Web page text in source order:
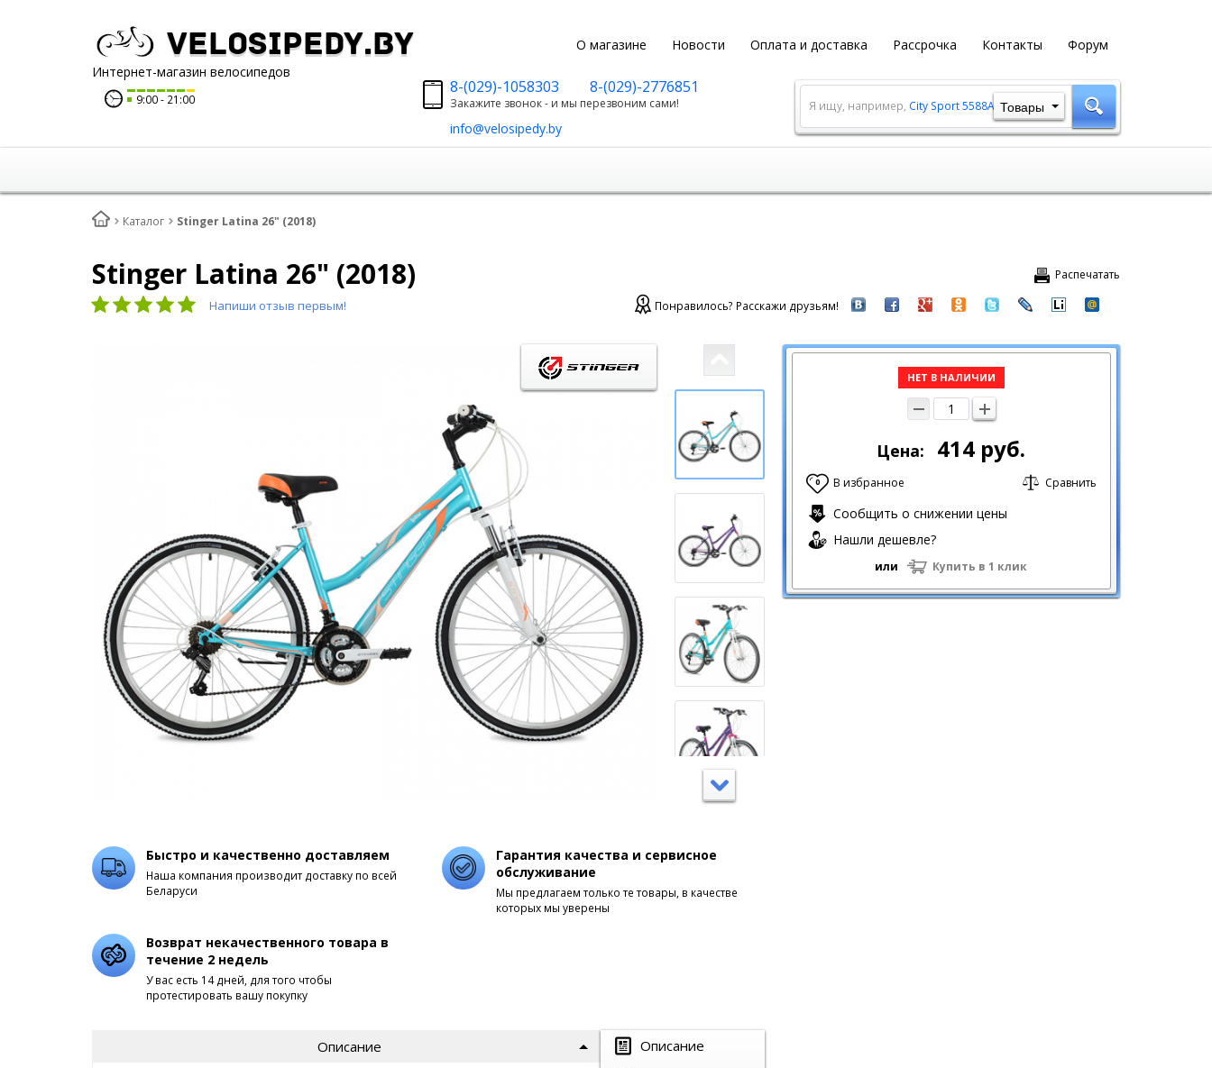
О магазине Новости Оплата и доставка Рассрочка Контакты Форум
Velosipedy.by
Интернет-магазин велосипедов
9:00 21:00
8-(029)-1058303 8-(029)-2776851
Закажите звонок - и мы перезвоним сами!
info@velosipedy.by
Я ищу, например, City Sport 5588A-1Товары
Каталог Stinger Latina 26" (2018)
Распечатать
Stinger Latina 26" (2018)
Напиши отзыв первым! Понравилось? Расскажи друзьям!
НЕТ В НАЛИЧИИ
Цена: 414 руб.
0 В избранное Сравнить
Сообщить о снижении цены
Нашли дешевле?
или Купить в 1 клик
Быстро и качественно доставляем
Наша компания производит доставку по всей
Беларуси
Гарантия качества и сервисное
обслуживание
Мы предлагаем только те товары, в качестве
которых мы уверены
Возврат некачественного товара в
течение 2 недель
У вас есть 14 дней, для того чтобы
протестировать вашу покупку
Описание
Описание